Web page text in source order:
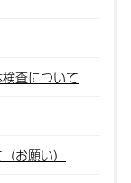
査について
お願い）